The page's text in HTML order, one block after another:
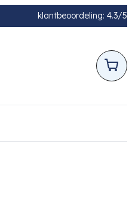
klantbeoordeling: 4.3/5